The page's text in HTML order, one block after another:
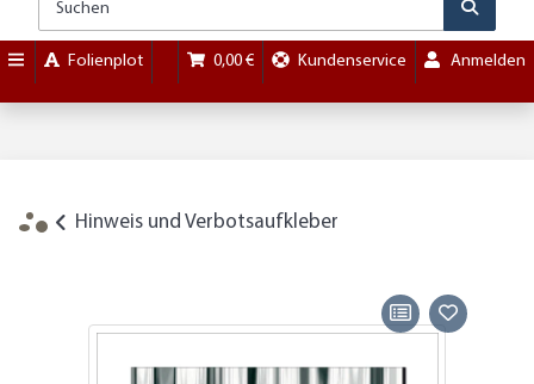
Folienplot 0,00 € Kundenservice Anmelden
Hinweis und Verbotsaufkleber